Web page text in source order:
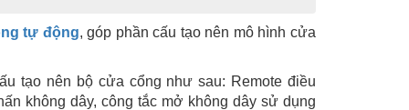
tự động, góp phần cấu tạo nên mô hình cửa
tạo nên bộ cửa cổng như sau: Remote điều
không dây, công tắc mở không dây sử dụng